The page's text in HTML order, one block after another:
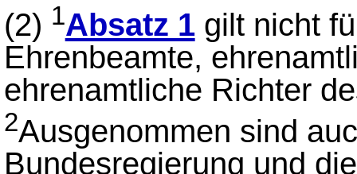
(2) 1Absatz 1gilt nicht
Ehrenbeamte,
ehrenamtliche Richter
2Ausgenommen sind
Bundesregierung und